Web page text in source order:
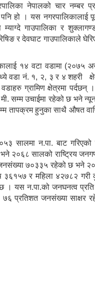
नेपालको चार नम्बर
हो । यस नगरपालिकालाई
म्याग्दे गाउपालिका र
र देवघाट गाउपालिकाले
१४ वटा वडामा (२०७५
वडा नं. १, २, ३ र ४ शहरी
ग्रामिण क्षेत्रमा पर्दछन्
सम्म उचाईमा रहेको छ भने
तापक्रम हुनुका साथै औषत
सालमा न.पा. बाट
२०६८ सालको राष्ट्रिय
७०३३५ रहेको छ भने
३६१५७ र महिला ४२७८२
यस न.पा.को जनघनत्व प्रति
प्रतिशत जनसंख्या साक्षर